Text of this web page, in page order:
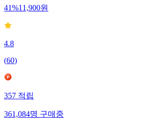
41%11,900원
4.8
(60)
357 적립
361,084명 구매중